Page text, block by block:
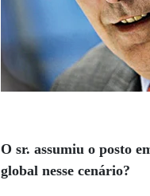
O sr. assumiu o posto
global nesse cenário?